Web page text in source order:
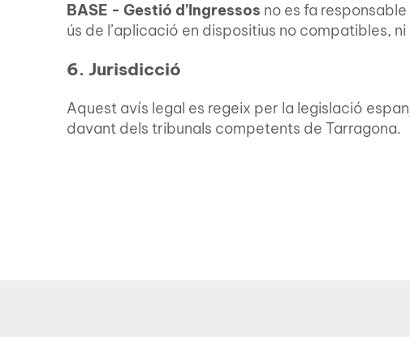
BASE - Gestió d’Ingressos no es fa
ús de l’aplicació en dispositius no compatibles,
6. Jurisdicció
Aquest avís legal es regeix per la legislació
davant dels tribunals competents de Tarragona.